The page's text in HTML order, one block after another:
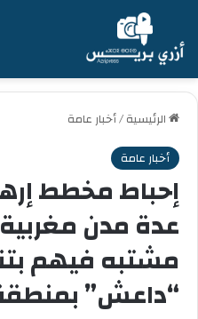
الرئيسية/أخبار عامة
أخبار عامة
إحباط مخطط
مشتبه فيهم
“داعش”